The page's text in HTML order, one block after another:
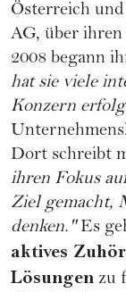
Österreich
AG, über
2008 begann
hat sie viele
Konzern
Dort schreibt
ihren Fokus
Ziel gemacht,
denken."Es
aktives
Lösungen zu